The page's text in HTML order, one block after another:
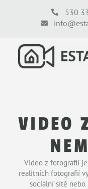
530
VIDEO
Video z fotografií
realitních fotografií
sociální sítě nebo